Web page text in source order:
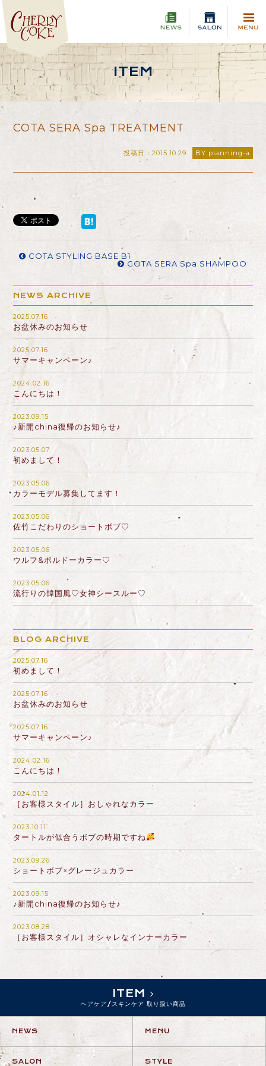
ITEM
COTA SERA Spa TREATMENT
投稿日：2015.10.29 BY planning-a
COTA STYLING BASE B1
COTA SERA Spa SHAMPOO
NEWS ARCHIVE
2025.07.16
お盆休みのお知らせ
2025.07.16
サマーキャンペーン♪
2024.02.16
こんにちは！
2023.09.15
♪新開china復帰のお知らせ♪
2023.05.07
初めまして！
2023.05.06
カラーモデル募集してます！
2023.05.06
佐竹こだわりのショートボブ♡
2023.05.06
ウルフ&ボルドーカラー♡
2023.05.06
流行りの韓国風♡女神シースルー♡
BLOG ARCHIVE
2025.07.16
初めまして！
2025.07.16
お盆休みのお知らせ
2025.07.16
サマーキャンペーン♪
2024.02.16
こんにちは！
2024.01.12
［お客様スタイル］おしゃれなカラー
2023.10.11
タートルが似合うボブの時期ですね
2023.09.26
ショートボブ×グレージュカラー
2023.09.15
♪新開china復帰のお知らせ♪
2023.08.28
［お客様スタイル］オシャレなインナーカラー
ITEM
ヘアケア/スキンケア 取り扱い商品
NEWS MENU
SALON STYLE